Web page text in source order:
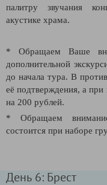
палитру звучания
акустике храма.
* Обращаем Ваше
дополнительной
до начала тура. В
её подтверждения, а при
на 200 рублей.
* Обращаем
состоится при наборе
День 6: Брест